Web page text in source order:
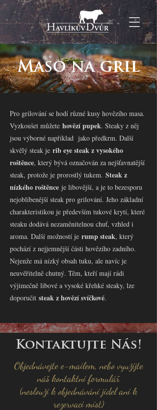
Maso na gril
Pro grilování se hodí různé kusy hovězího masa.
Vyzkoušet můžete hovězí pupek. Steaky z něj
jsou výborné například jako předkrm. Další
skvělý steak je rib eye steak z vysokého
roštěnce, který bývá označován za nejšťavnatější
steak, protože je prorostlý tukem. Steak z
nízkého roštěnce je libovější, a je to bezesporu
nejoblíbenější steak pro grilování. Jeho základní
charakteristikou je především tukové krytí, které
steaku dodává nezaměnitelnou chuť, vzhled i
aroma. Další možností je rump steak, který
pochází z nejjemnější části hovězího zadního.
Nejenže má nízký obsah tuku, ale navíc je
neuvěřitelně chutný. Těm, kteří mají rádi
výjimečně libové a vysoké křehké steaky, lze
doporučit steak z hovězí svíčkové.
Kontaktujte Nás!
Objednávejte e-mailem, nebo využijte
náš kontaktní formulář
(neslouží k objednávání jídel ani k
rezervaci míst)